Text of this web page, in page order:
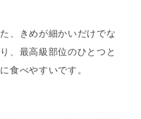
、きめが細かいだけでな
、最高級部位のひとつと
食べやすいです。